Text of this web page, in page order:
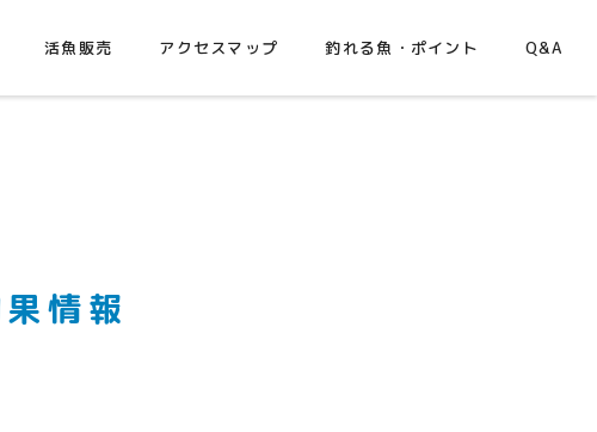
活魚販売 アクセスマップ 釣れる魚・ポイント Q&A
情報